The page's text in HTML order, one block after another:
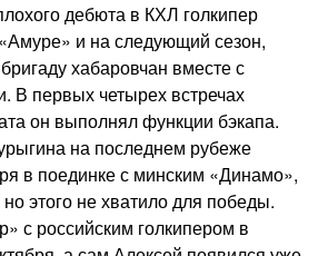
дебюта в КХЛ голкипер
и на следующий сезон,
хабаровчан вместе с
В первых четырех встречах
он выполнял функции бэкапа.
на последнем рубеже
в поединке с минским «Динамо»,
этого не хватило для победы.
с российским голкипером в